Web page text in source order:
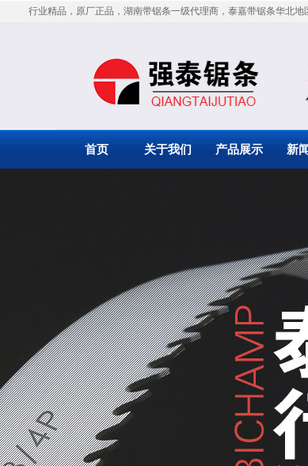
行业精品，原厂正品，湖南带锯条一级代理商，泰嘉带锯条华北地
首页 关于我们 产品展示 新